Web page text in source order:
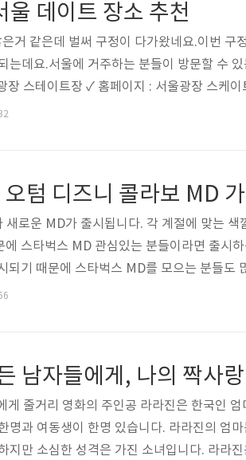
데이트 장소 추천
거 같은데 벌써 구정이 다가왔네요.이번 구
는데요.서울에 거주하는 분들이 방문할 수
장 스테이트장 ✓ 홈페이지 : 서울광장 스케
케이트 (서울시청앞)✓ 운영일 : 2024년 12
새로운 MD가 출시됩니다. 각 계절에 맞는 색
스타벅스 MD 관심있는 분들이라면 출시
되기 때문에 스타벅스 MD를 모으는 분들도
와 콜라보를 했습니다. 스타벅스와 디즈니
공유드릴게요 :) ..
게 줄거리 영화의 주인공 라라진은 한국인
명과 여동생이 한명 있습니다. 라라진의 엄
지만 소심한 성격은 가진 소녀입니다. 라라